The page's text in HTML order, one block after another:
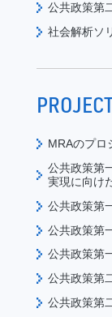
公共政策第
社会解析ソ
MRAのプロ
公共政策第
実現に向け
公共政策第
公共政策第
公共政策第
公共政策第
公共政策第